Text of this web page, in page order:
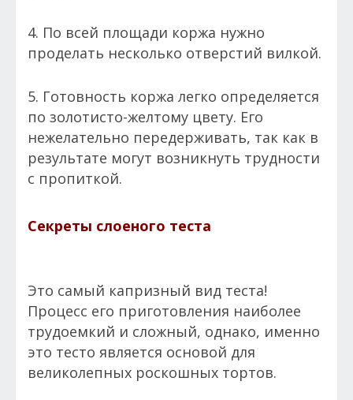
4. По всей площади коржа нужно
проделать несколько отверстий вилкой.
5. Готовность коржа легко определяется
по золотисто-желтому цвету. Его
нежелательно передерживать, так как в
результате могут возникнуть трудности
с пропиткой.
Секреты слоеного теста
Это самый капризный вид теста!
Процесс его приготовления наиболее
трудоемкий и сложный, однако, именно
это тесто является основой для
великолепных роскошных тортов.